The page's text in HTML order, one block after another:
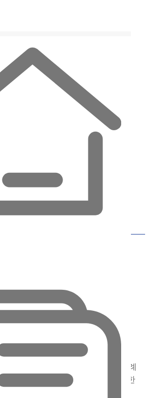
한국어
日本語
한국어
日本語
즈, 병무청 컨설팅
사업 확대"
병무청 정보화 부서 직원들을
버넌스 관련 교육과 컨설팅을
혔다.
데이터 거버넌스의 개요와 구축 사례
이터 기반의 병무 행정 서비스를 위한
진 전략을 제언했다.